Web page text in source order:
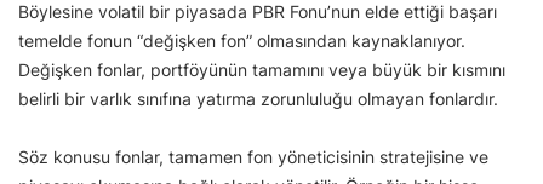
Böylesine volatil bir piyasada PBR Fonu’nun elde ettiği başarı
temelde fonun “değişken fon” olmasından kaynaklanıyor.
Değişken fonlar, portföyünün tamamını veya büyük bir kısmını
belirli bir varlık sınıfına yatırma zorunluluğu olmayan fonlardır.
Söz konusu fonlar, tamamen fon yöneticisinin stratejisine ve